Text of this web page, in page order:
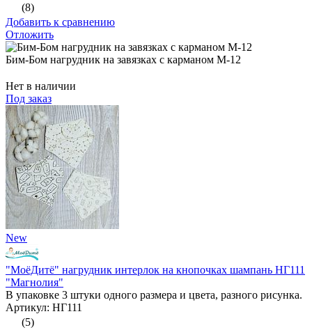
(8)
Добавить к сравнению
Отложить
Бим-Бом нагрудник на завязках с карманом М-12
Нет в наличии
Под заказ
New
"МоёДитё" нагрудник интерлок на кнопочках шампань НГ111
"Магнолия"
В упаковке 3 штуки одного размера и цвета, разного рисунка.
Артикул: НГ111
(5)